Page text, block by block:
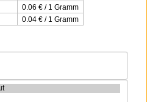
0.06 € / 1 Gramm
0.04 € / 1 Gramm